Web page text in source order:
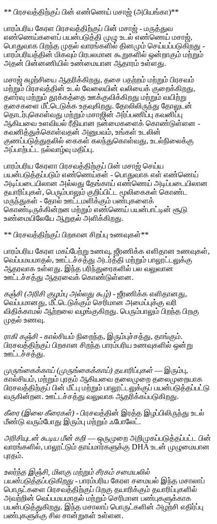
** பிரசவத்திற்குப் பின் எண்ணெய் மசாஜ் (அபியங்கா)**
பாரம்பரிய கேரள பிரசவத்திற்குப் பின் மசாஜ் - மருத்துவ
எண்ணெய்களைப் பயன்படுத்தி முழு உடல் எண்ணெய் மசாஜ்,
பொதுவாக பிறந்த முதல் வாரங்களில் தினமும் செய்யப்படுகிறது -
பாரம்பரியத்தின் மிகவும் பிரபலமான கூறுகளில் ஒன்றாகும் மற்றும்
அதன் பின்னணியில் உண்மையான ஆதாரம் உள்ளது.
மசாஜ் சுழற்சியை ஆதரிக்கிறது, தசை பதற்றம் மற்றும் பிரசவம்
மற்றும் பிரசவத்தின் உடல் வேலையின் வலியைக் குறைக்கிறது,
தளர்வு மற்றும் தூக்கத்தை ஊக்குவிக்கிறது மற்றும் வயிற்று
தசைகளை மீட்டெடுக்க உதவுகிறது. தோலிலிருந்து தோலுடன்
தொடர்புகொள்வது மற்றும் மசாஜின் அர்ப்பணிப்பு கவனிப்பு
ஆகியவை உளவியல் ரீதியான நன்மைகளைக் கொண்டுள்ளன -
கவனித்துக்கொள்வதன் அனுபவம், உங்கள் உடலின்
குணப்படுத்துதலில் கைகள் கலந்துகொள்வது, உடல்நிலைக்கு
அப்பாற்பட்ட நல்வாழ்வு மதிப்பு.
பாரம்பரிய கேரளா பிரசவத்திற்குப் பின் மசாஜ் செய்ய
பயன்படுத்தப்படும் எண்ணெய்கள் - பொதுவாக எள் எண்ணெய்
அடிப்படையிலான அல்லது தேங்காய் எண்ணெய் அடிப்படையிலான
தயாரிப்புகள், பெரும்பாலும் குறிப்பிட்ட மூலிகைகள் கொண்ட
மருந்துகள் - தோல் ஊட்டமளிக்கும் பண்புகளைக்
கொண்டிருக்கின்றன மற்றும் எண்ணெய் பயன்பாட்டின் சூடு
உண்மையிலேயே ஆறுதல் அளிக்கிறது.
** பிரசவத்திற்குப் பிறகான சிறப்பு உணவுகள்**
பாரம்பரிய கேரள மகப்பேற்று உணவு, ஜீரணிக்க எளிதான உணவுகள்,
வெப்பமயமாதல், ஊட்டச்சத்து அடர்த்தி மற்றும் பாலூட்டலுக்கு
ஆதரவாக உள்ளது. இந்த பரிந்துரைகளில் பல வலுவான
ஊட்டச்சத்து ஆதரவைக் கொண்டுள்ளன.
கஞ்சி (அரிசி குழம்பு அல்லது கூழ்) - ஜீரணிக்க எளிதானது,
வெப்பமானது, மீட்டெடுக்கும் செரிமான அமைப்புக்கு வரி
விதிக்காமல் ஆற்றலை வழங்குகிறது. பெரும்பாலும் பிறந்த பிறகு
முதல் உணவு.
ராகி கஞ்சி - கால்சியம் நிறைந்த, இரும்புச்சத்து, தாங்கும்.
பிரசவத்திற்குப் பிறகான சிறந்த பாரம்பரிய உணவுகளில் ஒன்று
ஊட்டச்சத்து.
முருங்கைக்காய் (முருங்கைக்காய்) தயாரிப்புகள்— இரும்பு,
கால்சியம், மற்றும் புரதம் ஆகியவை தலைமுறை தலைமுறையாக
பிரசவத்திற்குப் பின் மீட்பு மற்றும் பாலூட்டலுக்குப் பயன்படுத்தப்பட்டு
வருகின்றன. ஊட்டச்சத்து வலுவாக ஆதரிக்கப்படுகிறது.
கீரை (இலை கீரைகள்) - பிரசவத்தின் இரத்த இழப்பிலிருந்து உடல்
மீண்டு வரும்போது இரும்பு மற்றும் ஃபோலேட்.
அரிசியுடன் கூடிய மீன் கறி — ஒருமுறை அறிமுகப்படுத்தப்பட்ட பின்
வாரங்களில், பாலூட்டும் தாய்மார்களுக்கு DHA உடன் முழுமையான
புரதம்.
உலர்ந்த இஞ்சி, மிளகு மற்றும் சீரகம் சமையலில்
பயன்படுத்தப்படுகிறது- பாரம்பரிய கேரள சமையல் இந்த மசாலாப்
பொருட்களை பிரசவத்திற்குப் பிறகு தயாரிக்கும் தயாரிப்புகளில்
அவற்றின் வெப்பமயமாதல் மற்றும் செரிமான பண்புகளுக்காக
பயன்படுத்துகிறது. இந்த மசாலாப் பொருட்களின் அழற்சி எதிர்ப்பு
பண்புகளுக்கு சில சான்றுகள் உள்ளன.